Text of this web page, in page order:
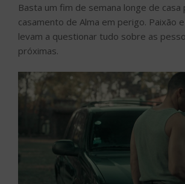
Basta um fim de semana longe de casa
casamento de Alma em perigo. Paixão
levam a questionar tudo sobre as
próximas.